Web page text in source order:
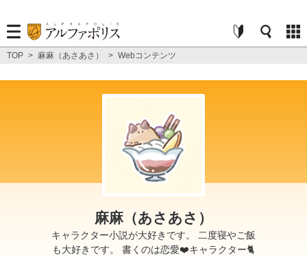
TOP > 麻麻（あさあさ） > Webコンテンツ
麻麻（あさあさ）
キャラクター小説が大好きです。 二度寝やご飯
も大好きです。 書くのは恋愛❤️キャラクター🐈